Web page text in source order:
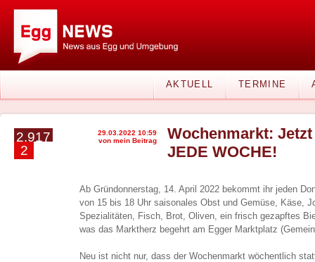
AKTUELL TERMINE
2.917
2
29.03.2022 10:59
von mein Beitrag
Wochenmarkt:
JEDE WOCHE!
Ab Gründonnerstag, 14. April 2022 bekommt ihr jeden
von 15 bis 18 Uhr saisonales Obst und Gemüse, Käse,
Spezialitäten, Fisch, Brot, Oliven, ein frisch gezapftes
was das Marktherz begehrt am Egger Marktplatz
Neu ist nicht nur, dass der Wochenmarkt wöchentlich